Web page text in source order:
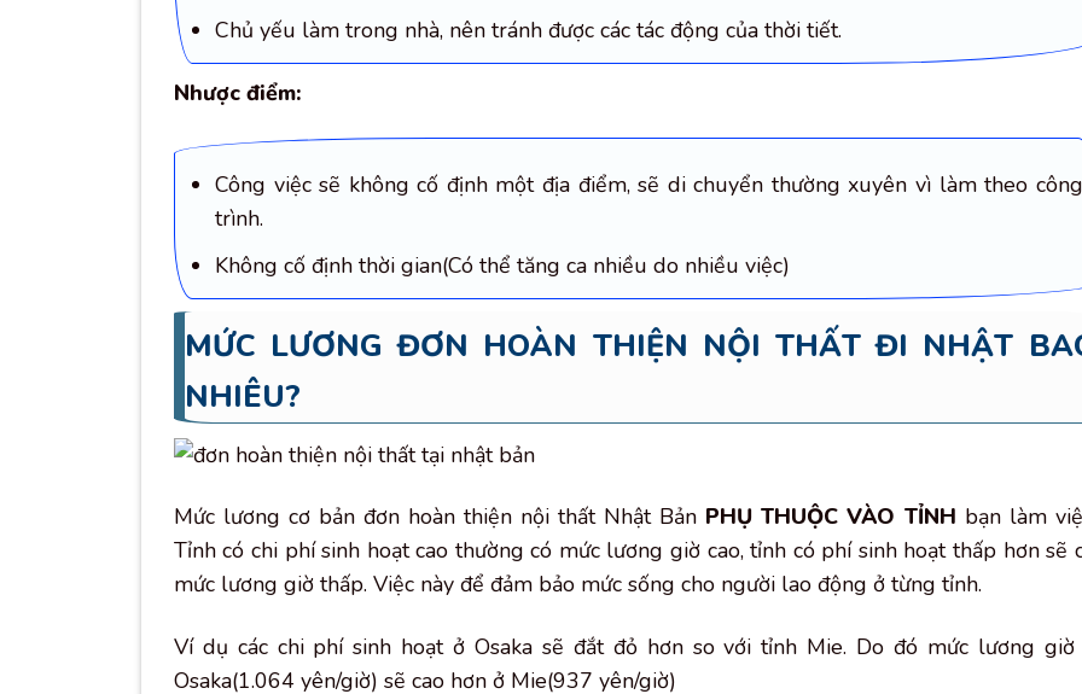
Chủ yếu làm trong nhà, nên tránh được các tác động của thời tiết.
Nhược điểm:
Công việc sẽ không cố định một địa điểm, sẽ di chuyển thường xuyên vì làm theo công
trình.
Không cố định thời gian(Có thể tăng ca nhiều do nhiều việc)
MỨC LƯƠNG ĐƠN HOÀN THIỆN NỘI THẤT ĐI NHẬT
NHIÊU?
Mức lương cơ bản đơn hoàn thiện nội thất Nhật Bản PHỤ THUỘC VÀO TỈNH bạn làm
Tỉnh có chi phí sinh hoạt cao thường có mức lương giờ cao, tỉnh có phí sinh hoạt thấp hơn sẽ
mức lương giờ thấp. Việc này để đảm bảo mức sống cho người lao động ở từng tỉnh.
Ví dụ các chi phí sinh hoạt ở Osaka sẽ đắt đỏ hơn so với tỉnh Mie. Do đó mức lương giờ
Osaka(1.064 yên/giờ) sẽ cao hơn ở Mie(937 yên/giờ)